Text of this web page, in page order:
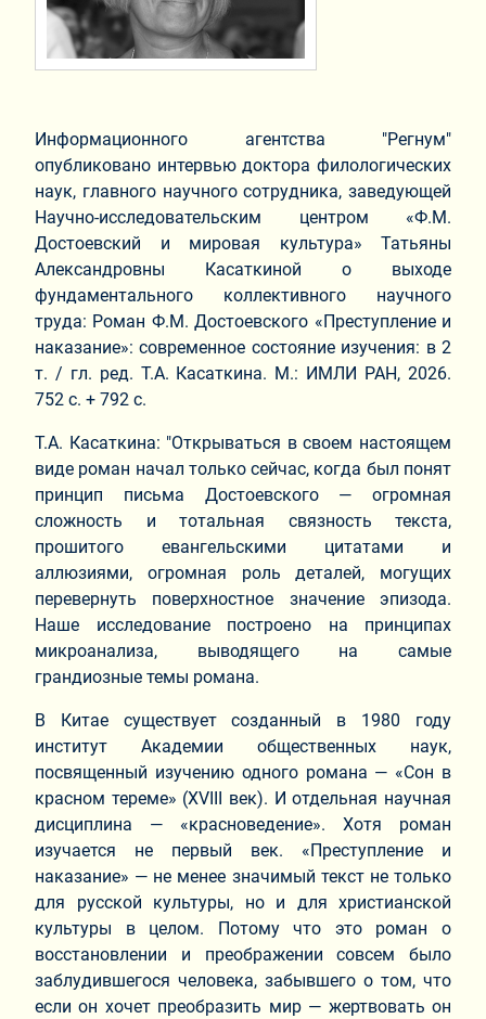
Информационного агентства "Регнум"
опубликовано интервью доктора филологических
наук, главного научного сотрудника, заведующей
Научно-исследовательским центром «Ф.М.
Достоевский и мировая культура» Татьяны
Александровны Касаткиной о выходе
фундаментального коллективного научного
труда: Роман Ф.М. Достоевского «Преступление и
наказание»: современное состояние изучения: в 2
т. / гл. ред. Т.А. Касаткина. М.: ИМЛИ РАН, 2026.
752 с. + 792 с.
Т.А. Касаткина: "Открываться в своем настоящем
виде роман начал только сейчас, когда был понят
принцип письма Достоевского — огромная
сложность и тотальная связность текста,
прошитого евангельскими цитатами и
аллюзиями, огромная роль деталей, могущих
перевернуть поверхностное значение эпизода.
Наше исследование построено на принципах
микроанализа, выводящего на самые
грандиозные темы романа.
В Китае существует созданный в 1980 году
институт Академии общественных наук,
посвященный изучению одного романа — «Сон в
красном тереме» (XVIII век). И отдельная научная
дисциплина — «красноведение». Хотя роман
изучается не первый век. «Преступление и
наказание» — не менее значимый текст не только
для русской культуры, но и для христианской
культуры в целом. Потому что это роман о
восстановлении и преображении совсем было
заблудившегося человека, забывшего о том, что
если он хочет преобразить мир — жертвовать он